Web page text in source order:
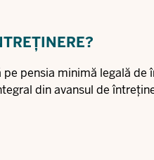
pensia minimă legală
din avansul de